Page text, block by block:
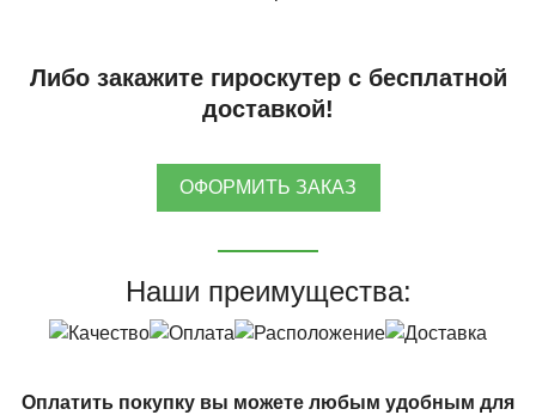
Либо закажите гироскутер с бесплатной
доставкой!
ОФОРМИТЬ ЗАКАЗ
Наши преимущества:
Оплатить покупку вы можете любым удобным для